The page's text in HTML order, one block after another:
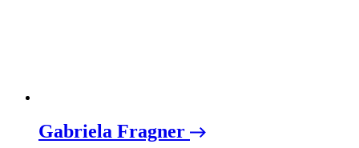
Gabriela Fragner